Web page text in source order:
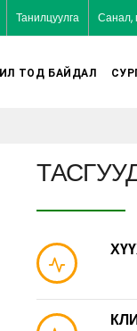
Танилцуулга Санал,
ИЛ ТОД БАЙДАЛ